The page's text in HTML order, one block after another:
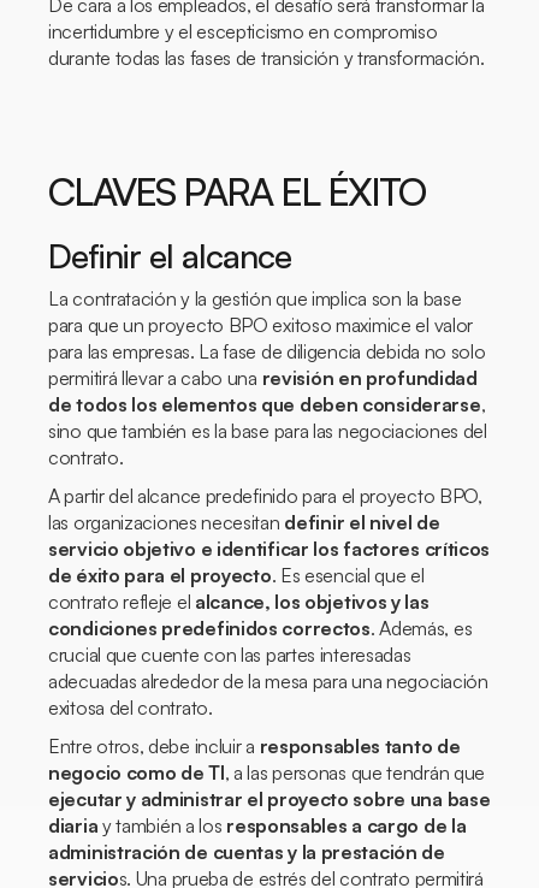
De cara a los empleados, el desafío será transformar la
incertidumbre y el escepticismo en compromiso
durante todas las fases de transición y transformación.
CLAVES PARA EL ÉXITO
Definir el alcance
La contratación y la gestión que implica son la base
para que un proyecto BPO exitoso maximice el valor
para las empresas. La fase de diligencia debida no solo
permitirá llevar a cabo una revisión en profundidad
de todos los elementos que deben considerarse,
sino que también es la base para las negociaciones del
contrato.
A partir del alcance predefinido para el proyecto BPO,
las organizaciones necesitan definir el nivel de
servicio objetivo e identificar los factores críticos
de éxito para el proyecto. Es esencial que el
contrato refleje el alcance, los objetivos y las
condiciones predefinidos correctos. Además, es
crucial que cuente con las partes interesadas
adecuadas alrededor de la mesa para una negociación
exitosa del contrato.
Entre otros, debe incluir a responsables tanto de
negocio como de TI, a las personas que tendrán que
ejecutar y administrar el proyecto sobre una base
diaria y también a los responsables a cargo de la
administración de cuentas y la prestación de
servicios. Una prueba de estrés del contrato permitirá